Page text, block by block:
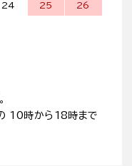
24 25 26
10時から18時まで